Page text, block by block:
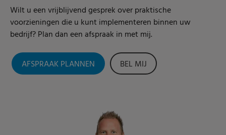
Wilt u een vrijblijvend gesprek over praktische
voorzieningen die u kunt implementeren binnen uw
bedrijf? Plan dan een afspraak in met mij.
AFSPRAAK PLANNEN BEL MIJ